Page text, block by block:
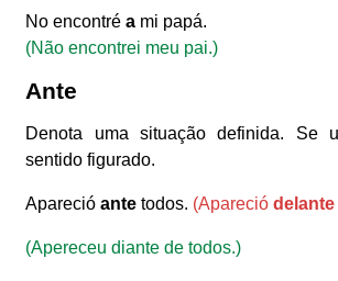
No encontréa mi papá.
(Não encontrei meu pai.)
Ante
Denota uma situação definida. Se
sentido figurado.
Aparecióante todos. (Apareció
(Apereceu diante de todos.)